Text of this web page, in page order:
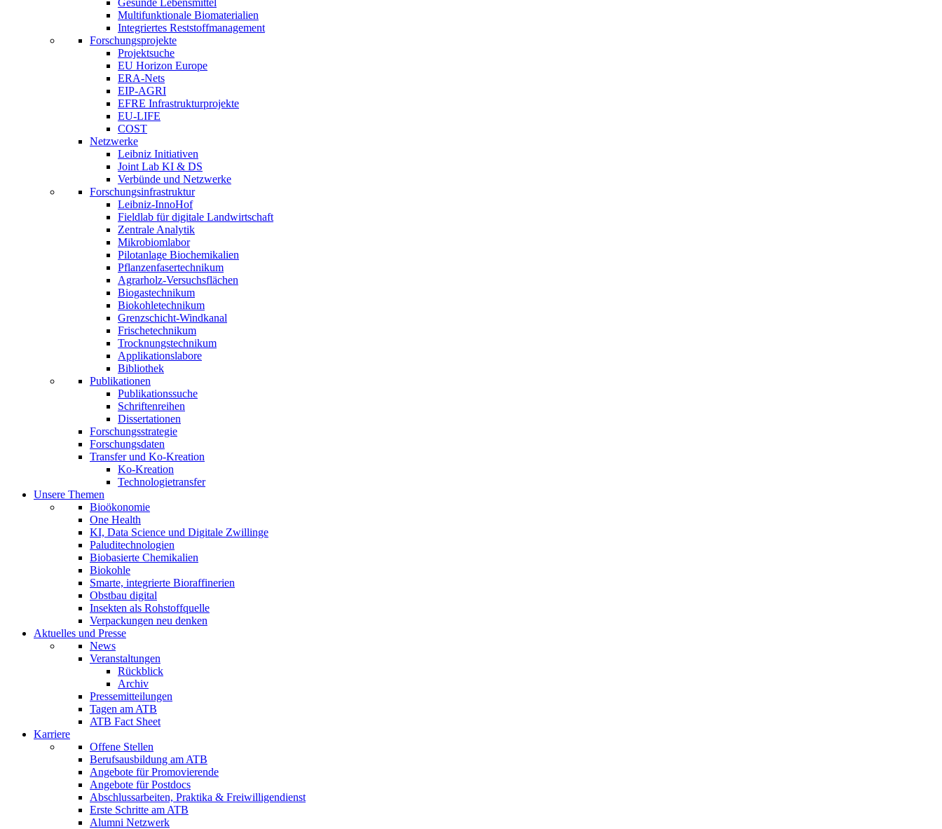
Gesunde Lebensmittel
Multifunktionale Biomaterialien
Integriertes Reststoffmanagement
Forschungsprojekte
Projektsuche
EU Horizon Europe
ERA-Nets
EIP-AGRI
EFRE Infrastrukturprojekte
EU-LIFE
COST
Netzwerke
Leibniz Initiativen
Joint Lab KI & DS
Verbünde und Netzwerke
Forschungsinfrastruktur
Leibniz-InnoHof
Fieldlab für digitale Landwirtschaft
Zentrale Analytik
Mikrobiomlabor
Pilotanlage Biochemikalien
Pflanzenfasertechnikum
Agrarholz-Versuchsflächen
Biogastechnikum
Biokohletechnikum
Grenzschicht-Windkanal
Frischetechnikum
Trocknungstechnikum
Applikationslabore
Bibliothek
Publikationen
Publikationssuche
Schriftenreihen
Dissertationen
Forschungsstrategie
Forschungsdaten
Transfer und Ko-Kreation
Ko-Kreation
Technologietransfer
Unsere Themen
Bioökonomie
One Health
KI, Data Science und Digitale Zwillinge
Paluditechnologien
Biobasierte Chemikalien
Biokohle
Smarte, integrierte Bioraffinerien
Obstbau digital
Insekten als Rohstoffquelle
Verpackungen neu denken
Aktuelles und Presse
News
Veranstaltungen
Rückblick
Archiv
Pressemitteilungen
Tagen am ATB
ATB Fact Sheet
Karriere
Offene Stellen
Berufsausbildung am ATB
Angebote für Promovierende
Angebote für Postdocs
Abschlussarbeiten, Praktika & Freiwilligendienst
Erste Schritte am ATB
Alumni Netzwerk